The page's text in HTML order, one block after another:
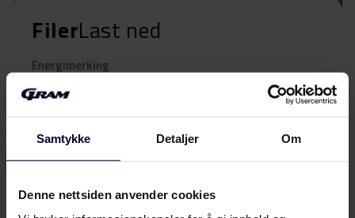
Samtykke Detaljer Om
Denne nettsiden anvender cookies
FilerLast ned
Energimerking
Energimerke Last ned
Brukerveiledning
Brukermanual
Last ned